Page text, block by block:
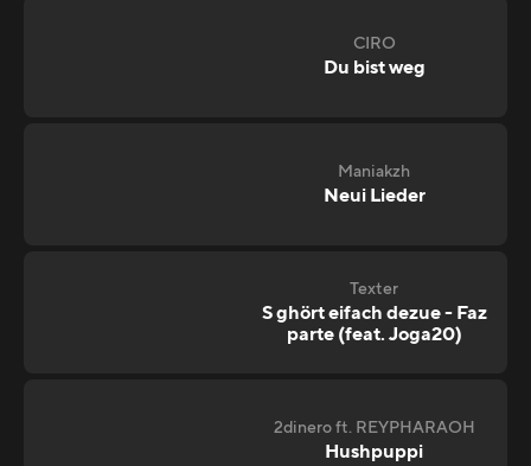
CIRO
Du bist weg
Maniakzh
Neui Lieder
Texter
S ghört eifach dezue - Faz
parte (feat. Joga20)
2dinero ft. REYPHARAOH
Hushpuppi